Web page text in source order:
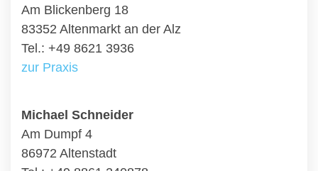
Am Blickenberg 18
83352 Altenmarkt an der Alz
Tel.: +49 8621 3936
zur Praxis
Michael Schneider
Am Dumpf 4
86972 Altenstadt